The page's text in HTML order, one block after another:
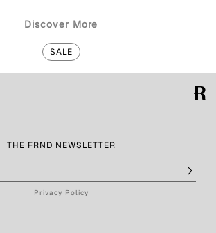
Discover More
SALE
THE FRND NEWSLETTER
Privacy Policy